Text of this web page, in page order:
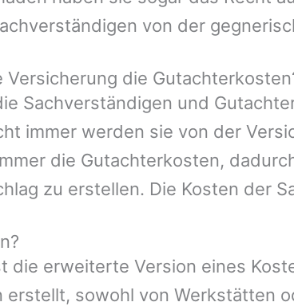
von der
die
Sachverständigen und
immer werden sie von der
die Gutachterkosten,
zu erstellen. Die Kosten der
die erweiterte Version eines
erstellt, sowohl von Werkstätten